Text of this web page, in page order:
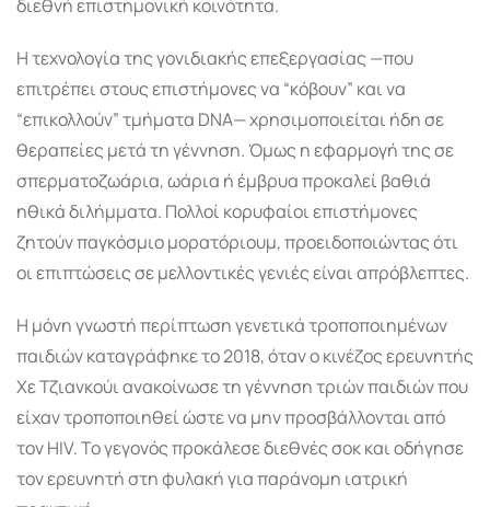
διεθνή επιστημονική κοινότητα.
Η τεχνολογία της γονιδιακής επεξεργασίας —που
επιτρέπει στους επιστήμονες να “κόβουν” και να
“επικολλούν” τμήματα DNA— χρησιμοποιείται ήδη σε
θεραπείες μετά τη γέννηση. Όμως η εφαρμογή της σε
σπερματοζωάρια, ωάρια ή έμβρυα προκαλεί βαθιά
ηθικά διλήμματα. Πολλοί κορυφαίοι επιστήμονες
ζητούν παγκόσμιο μορατόριουμ, προειδοποιώντας ότι
οι επιπτώσεις σε μελλοντικές γενιές είναι απρόβλεπτες.
Η μόνη γνωστή περίπτωση γενετικά τροποποιημένων
παιδιών καταγράφηκε το 2018, όταν ο κινέζος ερευνητής
Χε Τζιανκούι ανακοίνωσε τη γέννηση τριών παιδιών που
είχαν τροποποιηθεί ώστε να μην προσβάλλονται από
τον HIV. Το γεγονός προκάλεσε διεθνές σοκ και οδήγησε
τον ερευνητή στη φυλακή για παράνομη ιατρική